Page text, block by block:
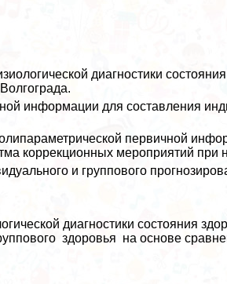
диагностики
информации для составления
первичной
коррекционных мероприятий при
и группового
диагностики состояния
здоровья на основе